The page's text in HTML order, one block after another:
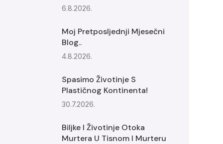
6.8.2026.
Moj Pretposljednji Mjesečni
Blog..
4.8.2026.
Spasimo Životinje S
Plastičnog Kontinenta!
30.7.2026.
Biljke I Životinje Otoka
Murtera U Tisnom I Murteru